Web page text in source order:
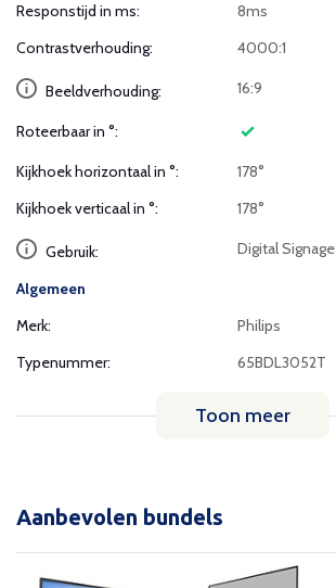
Responstijd in ms:
8ms
Contrastverhouding:
4000:1
Beeldverhouding: 16:9
Roteerbaar in °:
Kijkhoek horizontaal in °:
178°
Kijkhoek verticaal in °:
178°
Gebruik: Digital Signage
Algemeen
Merk:
Philips
Typenummer:
65BDL3052T
Toon meer
Aanbevolen bundels